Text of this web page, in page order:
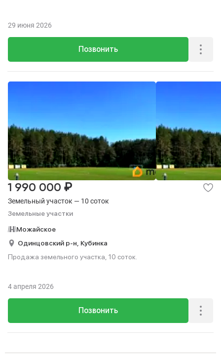
Позвонить
29 июня 2026
Земельный участок — 10 соток
Земельные участки
1 990 000 ₽
Можайское
Одинцовский р-н, Кубинка
Продажа земельного участка, 10 соток.
Позвонить
4 апреля 2026